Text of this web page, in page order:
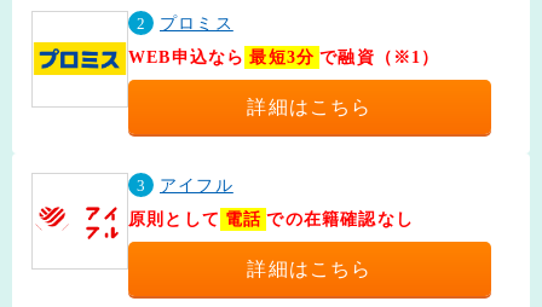
2
プロミス
WEB申込なら 最短3分 で融資（※1）
詳細はこちら
3
アイフル
原則として 電話 での在籍確認なし
詳細はこちら